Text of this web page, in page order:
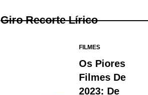
Giro Recorte Lírico
FILMES
Os Piores
Filmes De
2023: De